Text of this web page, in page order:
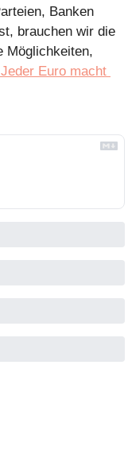
Banken
brauchen wir die
Möglichkeiten,
Euro macht